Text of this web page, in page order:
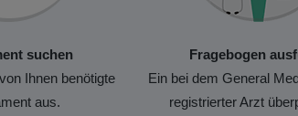
suchen
Ihnen benötigte
aus.
Fragebogen
Ein bei dem General
registrierter Arzt